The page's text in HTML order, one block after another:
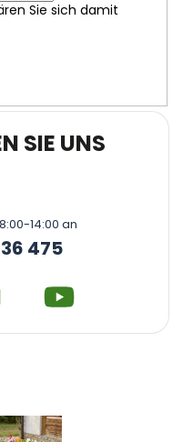
Sie sich damit
SIE UNS
14:00 an
475